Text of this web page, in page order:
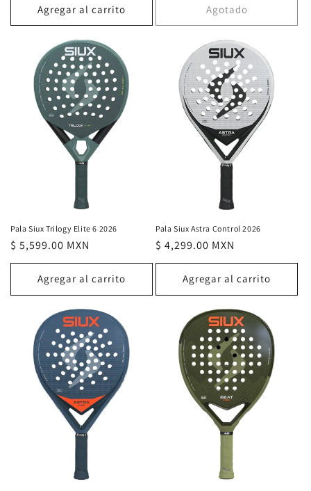
Agregar al carrito Agotado
Pala Siux Trilogy Elite 6 2026
Precio
habitual
$ 5,599.00 MXN
Agregar al carrito
Pala Siux Astra Control 2026
Precio
habitual
$ 4,299.00 MXN
Agregar al carrito